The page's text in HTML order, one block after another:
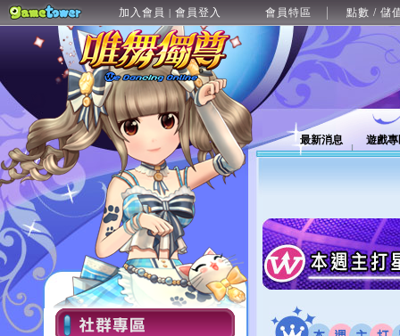
加入會員 | 會員登入 會員特區 點數 / 儲
最新消息 遊戲